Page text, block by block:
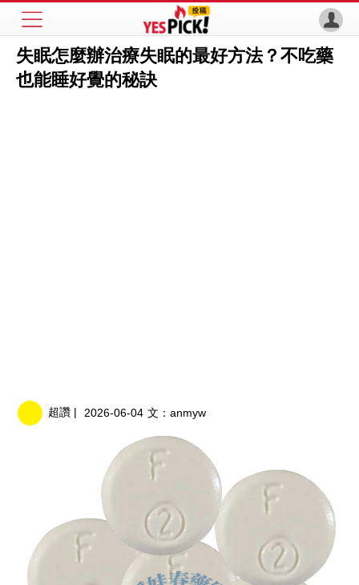
失眠怎麼辦治療失眠的最好方法？不吃藥
也能睡好覺的秘訣
超讚 | 2026-06-04 文： anmyw